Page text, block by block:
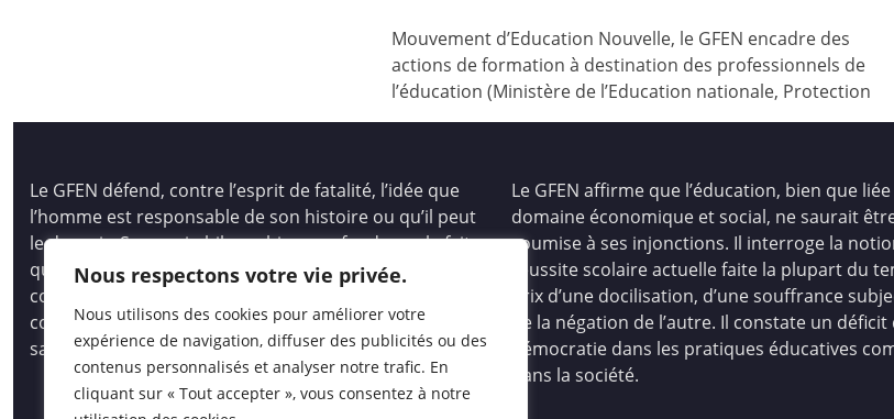
Nous respectons votre vie privée.
Nous utilisons des cookies pour améliorer votre
expérience de navigation, diffuser des publicités ou des
contenus personnalisés et analyser notre trafic. En
cliquant sur « Tout accepter », vous consentez à notre
Mouvement d’Education Nouvelle, le GFEN encadre des
actions de formation à destination des professionnels de
l’éducation (Ministère de l’Education nationale, Protection
Le GFEN défend, contre l’esprit de fatalité, l’idée que
l’homme est responsable de son histoire ou qu’il peut
le devenir. Son pari philosophique se fonde sur le fait
que tous les hommes, les enfants des hommes,
comme les peuples, ont des capacités immenses pour
comprendre et créer, pour auto-socio-construire un
savoir vivant et opératoire.
Le GFEN affirme que l’éducation, bien que
domaine économique et social, ne saurait
soumise à ses injonctions. Il interroge la
réussite scolaire actuelle faite la plupart du
prix d’une docilisation, d’une souffrance
de la négation de l’autre. Il constate un déficit
démocratie dans les pratiques éducatives
dans la société.